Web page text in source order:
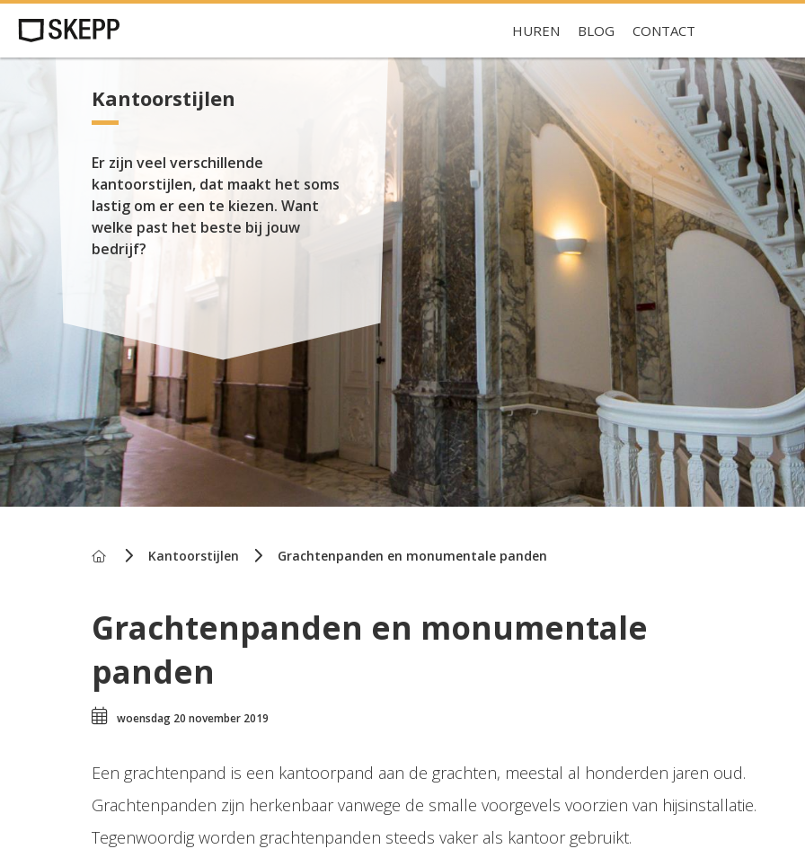
HUREN BLOG CONTACT
Je hebt nog geen favorieten
Kantoorstijlen
Er zijn veel verschillende
kantoorstijlen, dat maakt het soms
lastig om er een te kiezen. Want
welke past het beste bij jouw
bedrijf?
Home Kantoorstijlen Grachtenpanden en monumentale panden
Grachtenpanden en monumentale
panden
woensdag 20 november 2019
Een grachtenpand is een kantoorpand aan de grachten, meestal al honderden jaren oud.
Grachtenpanden zijn herkenbaar vanwege de smalle voorgevels voorzien van hijsinstallatie.
Tegenwoordig worden grachtenpanden steeds vaker als kantoor gebruikt.